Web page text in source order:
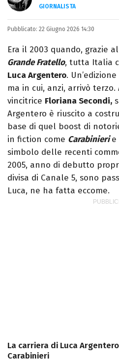
GIORNALISTA
INSTAGRAM
FACEBOOK
Appassionato di
di manga e film,
stato girato da
musicista nel
Pubblicato: 22 Giugno 2026 14:30
Era il 2003 quando, grazie
Grande Fratello, tutta Italia
Luca Argentero.
ma in cui, anzi, arrivò
vincitrice Floriana Secondi,
Argentero è riuscito a
base di quel boost di
in fiction come Carabinieri e
simbolo delle recenti
2005, anno di debutto
divisa di Canale 5, sono
Luca, ne ha fatta eccome.
La carriera di Luca
Carabinieri